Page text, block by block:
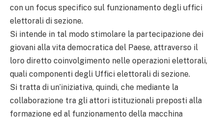
con un focus specifico sul funzionamento degli uffici
elettorali di sezione.
Si intende in tal modo stimolare la partecipazione dei
giovani alla vita democratica del Paese, attraverso il
loro diretto coinvolgimento nelle operazioni elettorali,
quali componenti degli Uffici elettorali di sezione.
Si tratta di un’iniziativa, quindi, che mediante la
collaborazione tra gli attori istituzionali preposti alla
formazione ed al funzionamento della macchina